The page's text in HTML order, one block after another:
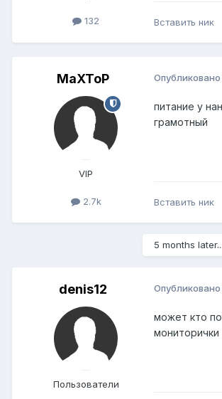
132 Вставить ник
MaXToP
VIP
2.7k
Опубликовано
питание у
грамотный
Вставить ник
5 months later...
denis12
Пользователи
Опубликовано
может кто